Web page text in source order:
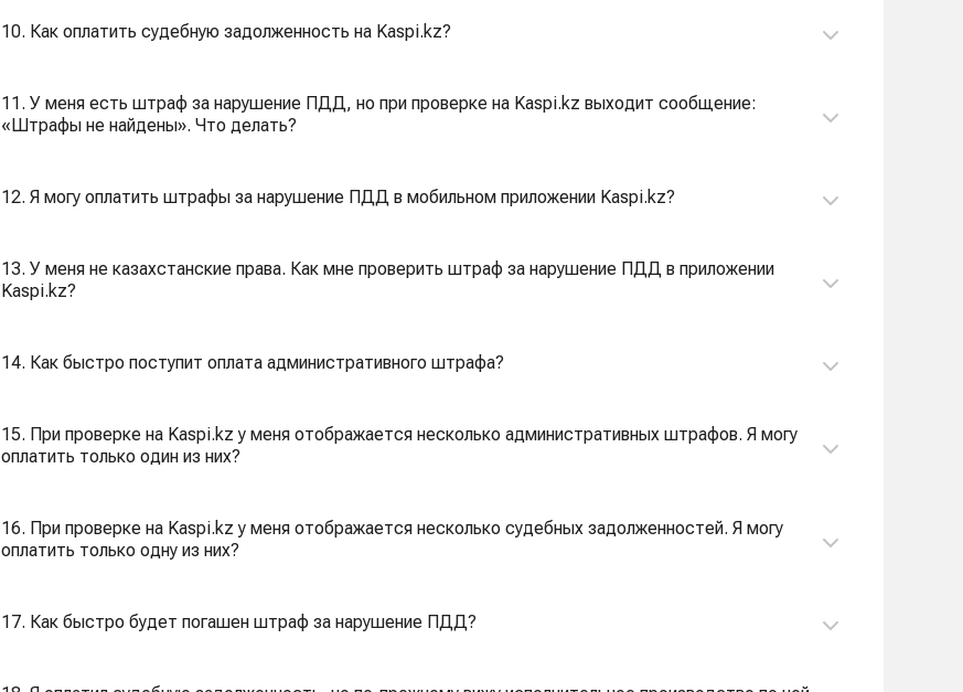
10. Как оплатить судебную задолженность на Kaspi.kz?
11. У меня есть штраф за нарушение ПДД, но при проверке на Kaspi.kz выходит сообщение:
«Штрафы не найдены». Что делать?
12. Я могу оплатить штрафы за нарушение ПДД в мобильном приложении Kaspi.kz?
13. У меня не казахстанские права. Как мне проверить штраф за нарушение ПДД в приложении
Kaspi.kz?
14. Как быстро поступит оплата административного штрафа?
15. При проверке на Kaspi.kz у меня отображается несколько административных штрафов. Я могу
оплатить только один из них?
16. При проверке на Kaspi.kz у меня отображается несколько судебных задолженностей. Я могу
оплатить только одну из них?
17. Как быстро будет погашен штраф за нарушение ПДД?